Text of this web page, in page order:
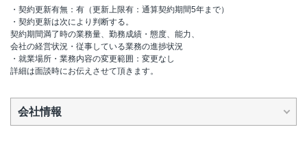
・契約更新有無：有（更新上限有：通算契約期間5年まで）
・契約更新は次により判断する。
契約期間満了時の業務量、勤務成績・態度、能力、
会社の経営状況・従事している業務の進捗状況
・就業場所・業務内容の変更範囲：変更なし
詳細は面談時にお伝えさせて頂きます。
会社情報